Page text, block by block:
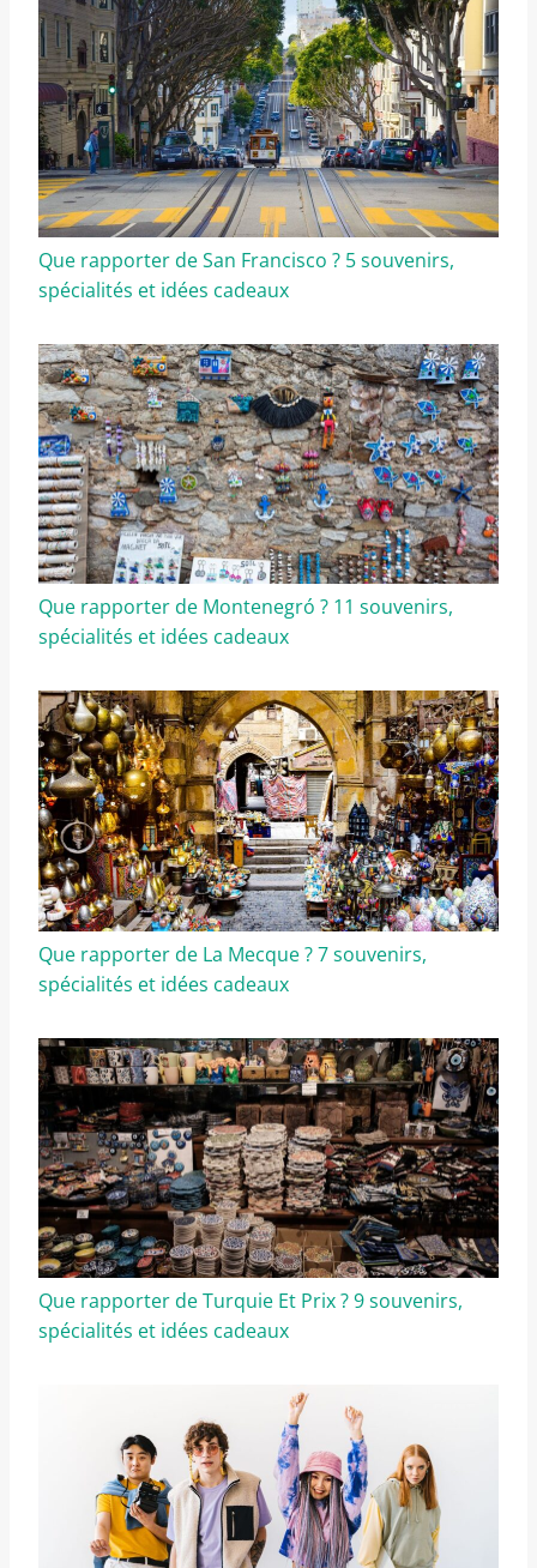
Que rapporter de San Francisco ? 5 souvenirs,
spécialités et idées cadeaux
Que rapporter de Montenegró ? 11 souvenirs,
spécialités et idées cadeaux
Que rapporter de La Mecque ? 7 souvenirs,
spécialités et idées cadeaux
Que rapporter de Turquie Et Prix ? 9 souvenirs,
spécialités et idées cadeaux